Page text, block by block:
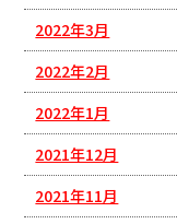
2022年3月
2022年2月
2022年1月
2021年12月
2021年11月